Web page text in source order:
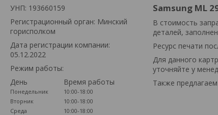
УНП: 193660159
Регистрационный орган: Минский
горисполком
Дата регистрации компании:
05.12.2022
Режим работы:
День
Время работы
Понедельник
10:00-18:00
Вторник
10:00-18:00
Среда
10:00-18:00
Samsung ML
В стоимость
деталей,
Ресурс печати
Для данного
уточняйте у
Также предлагаем